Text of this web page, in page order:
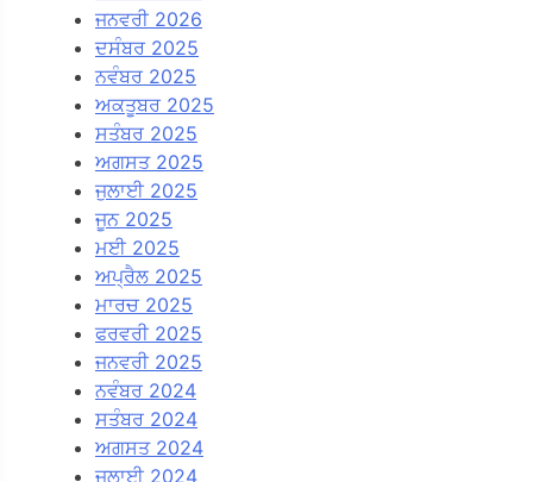
ਜਨਵਰੀ 2026
ਦਸੰਬਰ 2025
ਨਵੰਬਰ 2025
ਅਕਤੂਬਰ 2025
ਸਤੰਬਰ 2025
ਅਗਸਤ 2025
ਜੁਲਾਈ 2025
ਜੂਨ 2025
ਮਈ 2025
ਅਪ੍ਰੈਲ 2025
ਮਾਰਚ 2025
ਫਰਵਰੀ 2025
ਜਨਵਰੀ 2025
ਨਵੰਬਰ 2024
ਸਤੰਬਰ 2024
ਅਗਸਤ 2024
ਜੁਲਾਈ 2024